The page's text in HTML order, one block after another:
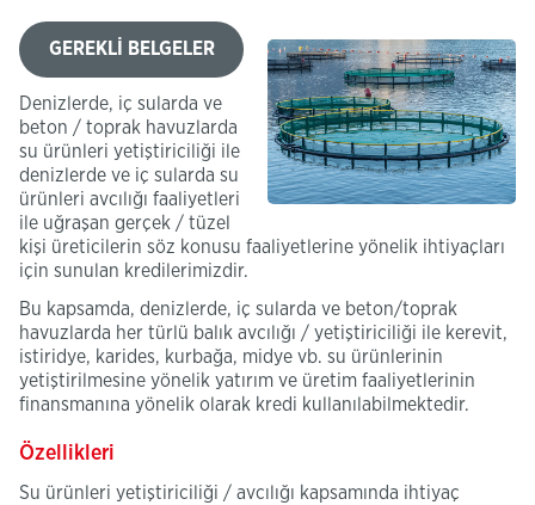
GEREKLİ BELGELER
Denizlerde, iç sularda ve
beton / toprak havuzlarda
su ürünleri yetiştiriciliği ile
denizlerde ve iç sularda su
ürünleri avcılığı faaliyetleri
ile uğraşan gerçek / tüzel
kişi üreticilerin söz konusu faaliyetlerine yönelik ihtiyaçları
için sunulan kredilerimizdir.
Bu kapsamda, denizlerde, iç sularda ve beton/toprak
havuzlarda her türlü balık avcılığı / yetiştiriciliği ile kerevit,
istiridye, karides, kurbağa, midye vb. su ürünlerinin
yetiştirilmesine yönelik yatırım ve üretim faaliyetlerinin
finansmanına yönelik olarak kredi kullanılabilmektedir.
Özellikleri
Su ürünleri yetiştiriciliği / avcılığı kapsamında ihtiyaç